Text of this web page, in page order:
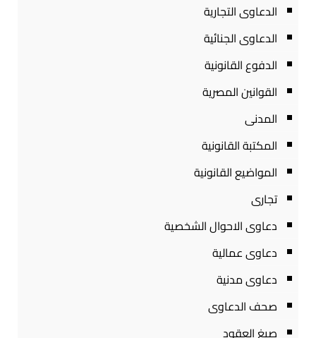
الدعاوى التجارية
الدعاوى الجنائية
الدفوع القانونية
القوانين المصرية
المدنى
المكتبة القانونية
المواضيع القانونية
تجارى
دعاوى الاحوال الشخصية
دعاوى عمالية
دعاوى مدنية
صحف الدعاوى
صيغ العقود